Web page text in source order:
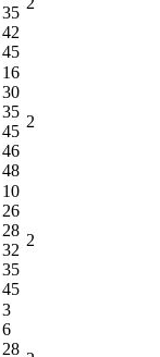
35
42
45
16
30
35
45
46
48
2
10
26
28
32
35
45
2
3
6
28